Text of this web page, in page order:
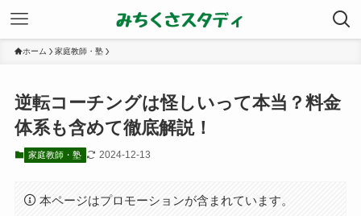
ホーム 家庭教師・塾
逆転コーチングは怪しいって本当？料金
体系も含めて徹底解説！
家庭教師・塾 2024-12-13
本ページはプロモーションが含まれています。